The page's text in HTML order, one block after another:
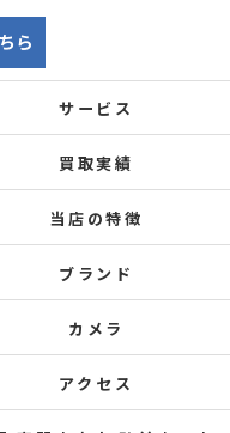
ら
サービス
買取実績
当店の特徴
ブランド
カメラ
アクセス